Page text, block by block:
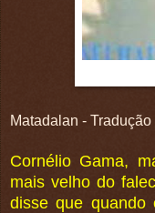
Matadalan -
Cornélio Gama,
mais velho do
disse que quando